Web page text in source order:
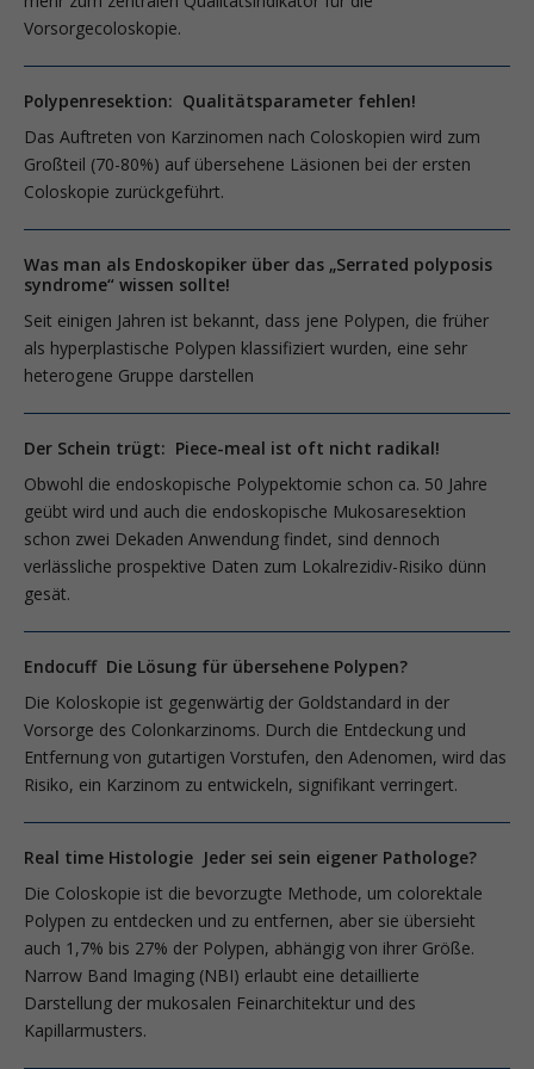
Vorsorgecoloskopie.
Polypenresektion: Qualitätsparameter fehlen!
Das Auftreten von Karzinomen nach Coloskopien wird zum
Großteil (70-80%) auf übersehene Läsionen bei der ersten
Coloskopie zurückgeführt.
Was man als Endoskopiker über das „Serrated polyposis
syndrome“ wissen sollte!
Seit einigen Jahren ist bekannt, dass jene Polypen, die früher
als hyperplastische Polypen klassifiziert wurden, eine sehr
heterogene Gruppe darstellen
Der Schein trügt: Piece-meal ist oft nicht radikal!
Obwohl die endoskopische Polypektomie schon ca. 50 Jahre
geübt wird und auch die endoskopische Mukosaresektion
schon zwei Dekaden Anwendung findet, sind dennoch
verlässliche pro­s­pektive Daten zum Lokalrezidiv-Risiko dünn
gesät.
Endocuff Die Lösung für übersehene Polypen?
Die Koloskopie ist gegenwärtig der Goldstandard in der
Vorsorge des Colonkarzinoms. Durch die Entdeckung und
Entfernung von gutartigen Vorstufen, den Adenomen, wird das
Risiko, ein Karzinom zu entwickeln, signifikant verringert.
Real time Histologie Jeder sei sein eigener Pathologe?
Die Coloskopie ist die bevorzugte Methode, um colorektale
Polypen zu entdecken und zu entfernen, aber sie übersieht
auch 1,7% bis 27% der Polypen, abhängig von ihrer Größe.
Narrow Band Imaging (NBI) erlaubt eine detaillierte
Darstellung der mukosalen Feinarchitektur und des
Kapillarmusters.